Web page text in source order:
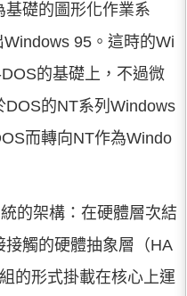
礎的圖形化作業系
95。這時的Wi
的基礎上，不過微
的NT系列Windows
而轉向NT作為Windo
的架構：在硬體層次結
觸的硬體抽象層（HA
的形式掛載在核心上運